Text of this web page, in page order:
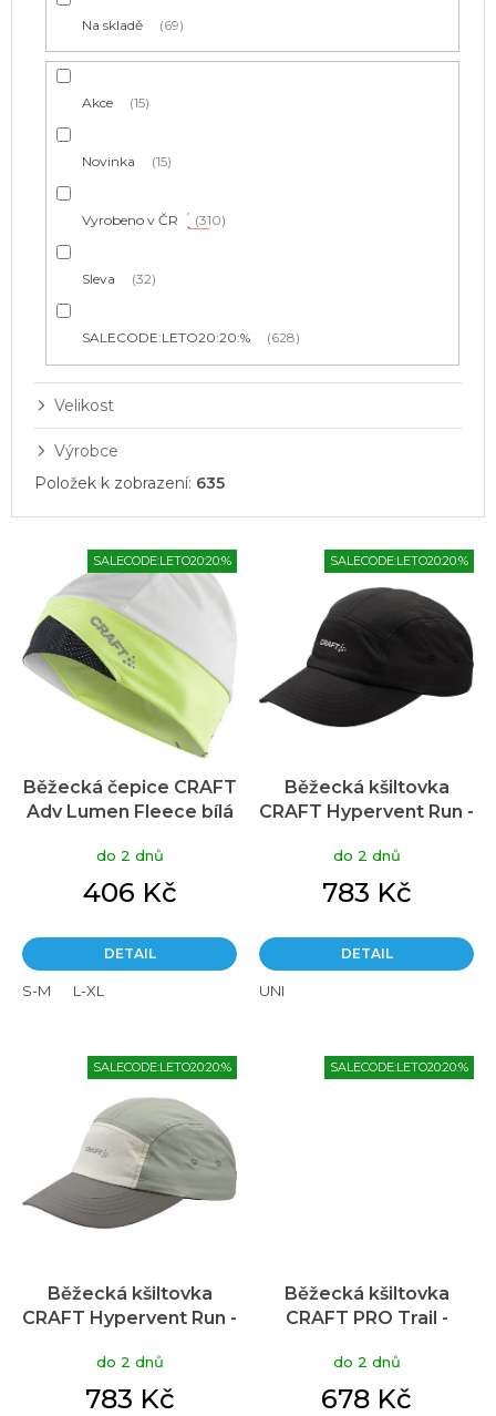
Na skladě 69
Akce 15
Novinka 15
Vyrobeno v ČR 310
Sleva 32
SALECODE:LETO20:20:% 628
Velikost
Výrobce
Položek k zobrazení: 635
p
SALECODE:LETO20:20:%
Běžecká čepice CRAFT
Adv Lumen Fleece bílá
do 2 dnů
406 Kč
DETAIL
S-M L-XL
SALECODE:LETO20:20:%
Běžecká kšiltovka
CRAFT Hypervent Run -
do 2 dnů
783 Kč
DETAIL
UNI
SALECODE:LETO20:20:%
Běžecká kšiltovka
CRAFT Hypervent Run -
do 2 dnů
783 Kč
SALECODE:LETO20:20:%
Běžecká kšiltovka
CRAFT PRO Trail -
do 2 dnů
678 Kč